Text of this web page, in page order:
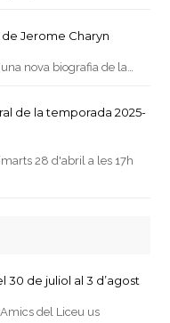
de Jerome Charyn
nova biografia de la…
de la temporada 2025-
28 d'abril a les 17h
30 de juliol al 3 d’agost
del Liceu us